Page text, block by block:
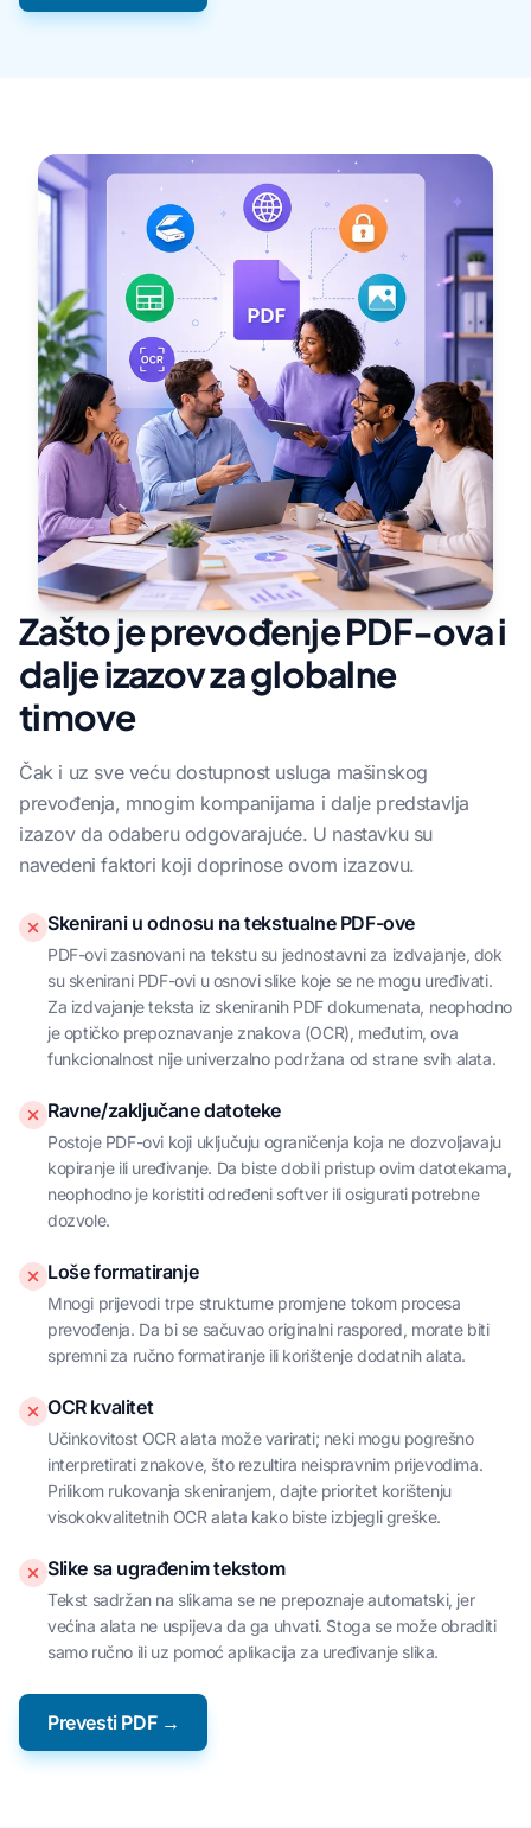
Zašto je prevođenje PDF-ova i
dalje izazov za globalne
timove
Čak i uz sve veću dostupnost usluga mašinskog
prevođenja, mnogim kompanijama i dalje predstavlja
izazov da odaberu odgovarajuće. U nastavku su
navedeni faktori koji doprinose ovom izazovu.
Skenirani u odnosu na tekstualne PDF-ove
PDF-ovi zasnovani na tekstu su jednostavni za izdvajanje, dok
su skenirani PDF-ovi u osnovi slike koje se ne mogu uređivati.
Za izdvajanje teksta iz skeniranih PDF dokumenata, neophodno
je optičko prepoznavanje znakova (OCR), međutim, ova
funkcionalnost nije univerzalno podržana od strane svih alata.
Ravne/zaključane datoteke
Postoje PDF-ovi koji uključuju ograničenja koja ne dozvoljavaju
kopiranje ili uređivanje. Da biste dobili pristup ovim datotekama,
neophodno je koristiti određeni softver ili osigurati potrebne
dozvole.
Loše formatiranje
Mnogi prijevodi trpe strukturne promjene tokom procesa
prevođenja. Da bi se sačuvao originalni raspored, morate biti
spremni za ručno formatiranje ili korištenje dodatnih alata.
OCR kvalitet
Učinkovitost OCR alata može varirati; neki mogu pogrešno
interpretirati znakove, što rezultira neispravnim prijevodima.
Prilikom rukovanja skeniranjem, dajte prioritet korištenju
visokokvalitetnih OCR alata kako biste izbjegli greške.
Slike sa ugrađenim tekstom
Tekst sadržan na slikama se ne prepoznaje automatski, jer
većina alata ne uspijeva da ga uhvati. Stoga se može obraditi
samo ručno ili uz pomoć aplikacija za uređivanje slika.
Prevesti PDF →